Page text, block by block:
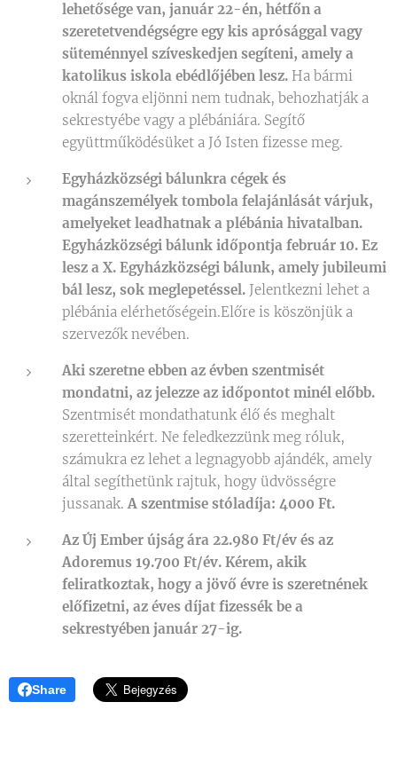
lehetősége van, január 22-én, hétfőn a
szeretetvendégségre egy kis aprósággal vagy
süteménnyel szíveskedjen segíteni, amely a
katolikus iskola ebédlőjében lesz. Ha bármi
oknál fogva eljönni nem tudnak, behozhatják a
sekrestyébe vagy a plébániára. Segítő
együttműködésüket a Jó Isten fizesse meg.
Egyházközségi bálunkra cégek és
magánszemélyek tombola felajánlását várjuk,
amelyeket leadhatnak a plébánia hivatalban.
Egyházközségi bálunk időpontja február 10. Ez
lesz a X. Egyházközségi bálunk, amely jubileumi
bál lesz, sok meglepetéssel. Jelentkezni lehet a
plébánia elérhetőségein.Előre is köszönjük a
szervezők nevében.
Aki szeretne ebben az évben szentmisét
mondatni, az jelezze az időpontot minél előbb.
Szentmisét mondathatunk élő és meghalt
szeretteinkért. Ne feledkezzünk meg róluk,
számukra ez lehet a legnagyobb ajándék, amely
által segíthetünk rajtuk, hogy üdvösségre
jussanak.A szentmise stóladíja: 4000 Ft.
Az Új Ember újság ára 22.980 Ft/év és az
Adoremus 19.700 Ft/év. Kérem, akik
feliratkoztak, hogy a jövő évre is szeretnének
előfizetni, az éves díjat fizessék be a
sekrestyében január 27-ig.
Share